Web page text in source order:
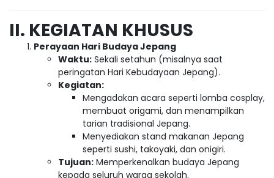
II. KEGIATAN KHUSUS
Perayaan Hari Budaya Jepang
Waktu: Sekali setahun (misalnya saat
peringatan Hari Kebudayaan Jepang).
Kegiatan:
Mengadakan acara seperti lomba cosplay,
membuat origami, dan menampilkan
tarian tradisional Jepang.
Menyediakan stand makanan Jepang
seperti sushi, takoyaki, dan onigiri.
Tujuan: Memperkenalkan budaya Jepang
kepada seluruh warga sekolah.